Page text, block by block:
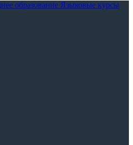
образование Языковые курсы